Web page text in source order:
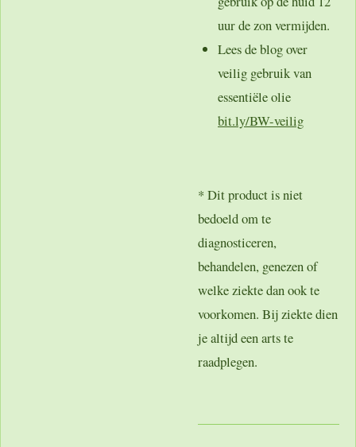
uur de zon vermijden.
Lees de blog over
veilig gebruik van
essentiële olie
bit.ly/BW-veilig
* Dit product is niet
bedoeld om te
diagnosticeren,
behandelen, genezen of
welke ziekte dan ook te
voorkomen. Bij ziekte dien
je altijd een arts te
raadplegen.